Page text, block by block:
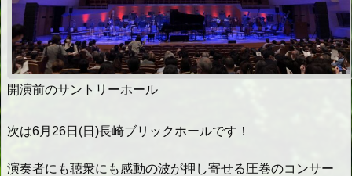
開演前のサントリーホール
次は6月26日(日)長崎ブリックホールです！
演奏者にも聴衆にも感動の波が押し寄せる圧巻のコンサー